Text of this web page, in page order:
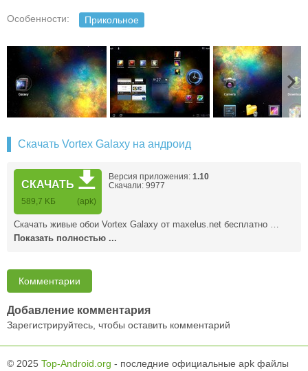
Особенности: Прикольное
Скачать Vortex Galaxy на андроид
СКАЧАТЬ
589,7 KБ (apk)
Версия приложения: 1.10
Скачали: 9977
Скачать живые обои Vortex Galaxy от maxelus.net бесплатно …
Показать полностью ...
Комментарии
Добавление комментария
Зарегистрируйтесь, чтобы оставить комментарий
© 2025 Top-Android.org - последние официальные apk файлы